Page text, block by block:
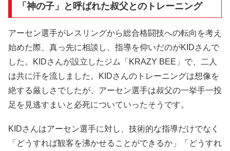
「神の子」と呼ばれた叔父とのトレーニング
アーセン選手がレスリングから総合格闘技への転向を考え
始めた際、真っ先に相談し、指導を仰いだのがKIDさんで
した。KIDさんが設立したジム「KRAZY BEE」で、二人
は共に汗を流しました。KIDさんのトレーニングは想像を
絶する厳しさでしたが、アーセン選手は叔父の一挙手一投
足を見逃すまいと必死についていったそうです。
KIDさんはアーセン選手に対し、技術的な指導だけでなく
「どうすれば観客を沸かせることができるか」「どうすれ